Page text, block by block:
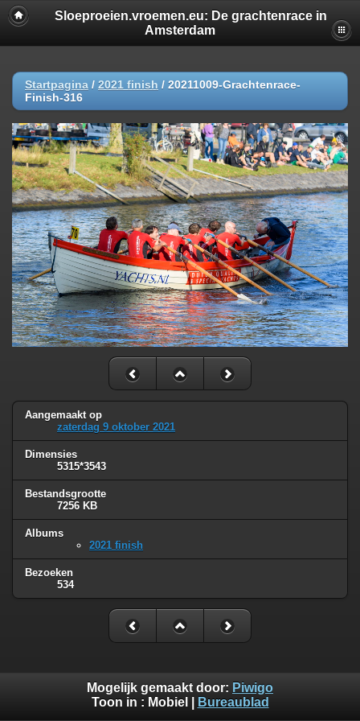
Sloeproeien.vroemen.eu: De grachtenrace in
Amsterdam
Startpagina / 2021 finish / 20211009-Grachtenrace-
Finish-316
Aangemaakt op
zaterdag 9 oktober 2021
Dimensies
5315*3543
Bestandsgrootte
7256 KB
Albums
2021 finish
Bezoeken
534
Mogelijk gemaakt door: Piwigo
Toon in : Mobiel Bureaublad